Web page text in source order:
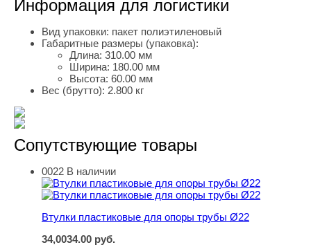
Информация для логистики
Вид упаковки: пакет полиэтиленовый
Габаритные размеры (упаковка):
Длина: 310.00 мм
Ширина: 180.00 мм
Высота: 60.00 мм
Вес (брутто): 2.800 кг
Сопутствующие товары
Втулки пластиковые для опоры трубы Ø22
0022 В наличии
Втулки пластиковые для опоры трубы Ø22
34,0034.00 руб.